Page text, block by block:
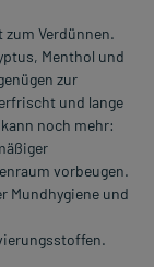
Verdünnen.
Menthol und
zur
und lange
noch mehr:
vorbeugen.
Mundhygiene und